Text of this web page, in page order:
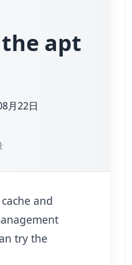
apt
月22日
and
try the